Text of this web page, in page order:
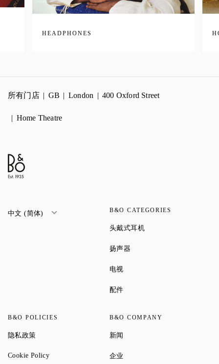
HEADPHONES
所有门店 GB London 400 Oxford Street
Home Theatre
中文 (简体) B&O CATEGORIES
头戴式耳机
扬声器
电视
配件Link Opens in New Tab
B&O POLICIES
隐私政策Link Opens in New Tab
Cookie PolicyLink Opens in New Tab
B&O COMPANY
新闻
企业